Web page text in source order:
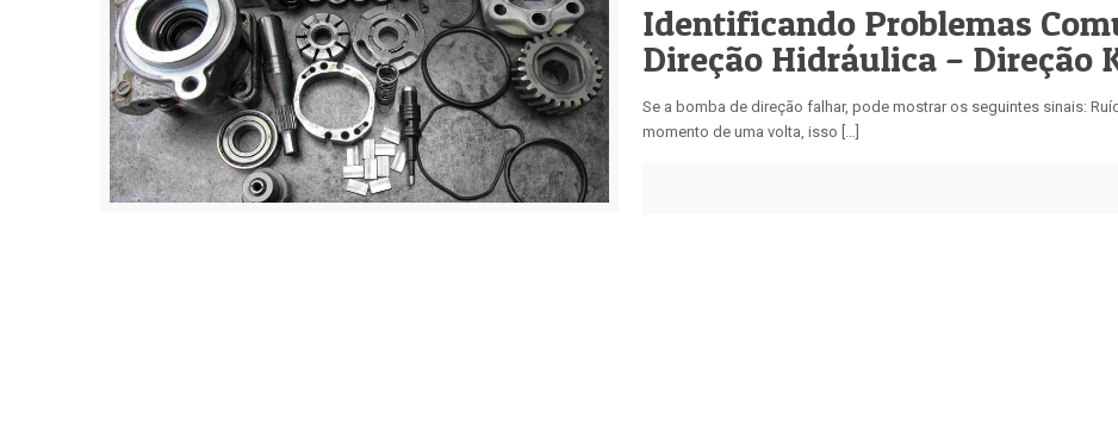
Identificando Problemas
Direção Hidráulica – Direção
Se a bomba de direção falhar, pode mostrar os seguintes sinais:
momento de uma volta, isso […]